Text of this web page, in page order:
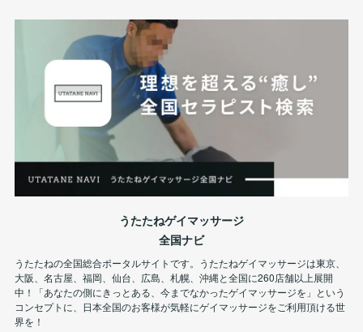
うたたねゲイマッサージ
全国ナビ
うたたねの全国総合ポータルサイトです。うたたねゲイマッサージは東京、
大阪、名古屋、福岡、仙台、広島、札幌、沖縄と全国に260店舗以上展開
中！「あなたの側にきっとある、今までなかったゲイマッサージを」という
コンセプトに、日本全国のお客様が気軽にゲイマッサージをご利用頂ける世
界を！